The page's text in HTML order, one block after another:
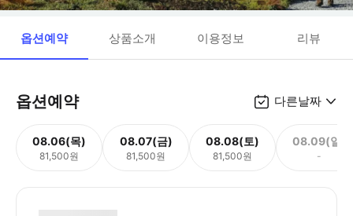
옵션예약 상품소개 이용정보 리뷰
옵션예약 다른날짜
08.06(목)
81,500원
08.07(금)
81,500원
08.08(토)
81,500원
08.09(일)
-